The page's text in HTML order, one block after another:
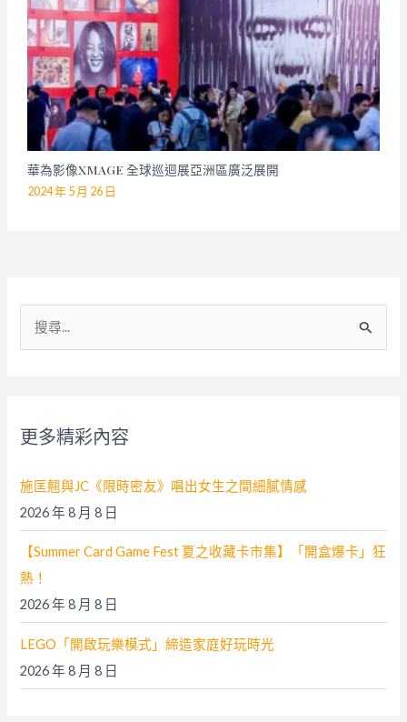
華為影像XMAGE 全球巡迴展亞洲區廣泛展開
2024 年 5 月 26 日
:
更多精彩內容
施匡翹與JC《限時密友》唱出女生之間細膩情感
2026 年 8 月 8 日
【Summer Card Game Fest 夏之收藏卡市集】「開盒爆卡」狂
熱！
2026 年 8 月 8 日
LEGO「開啟玩樂模式」締造家庭好玩時光
2026 年 8 月 8 日